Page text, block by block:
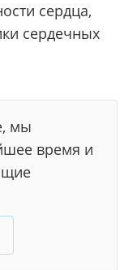
сердца,
сердечных
мы
время и